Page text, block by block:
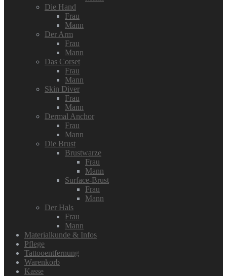
Die Hand
Frau
Mann
Der Arm
Frau
Mann
Das Corset
Frau
Mann
Skin Diver
Frau
Mann
Dermal Anchor
Frau
Mann
Die Brust
Brustwarze
Frau
Mann
Surface-Brust
Frau
Mann
Der Hals
Frau
Mann
Materialkunde & Infos
Pflege
Tattooentfernung
Warenkorb
Kasse